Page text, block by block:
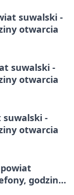
suwalski -
otwarcia
suwalski -
otwarcia
suwalski -
otwarcia
godziny